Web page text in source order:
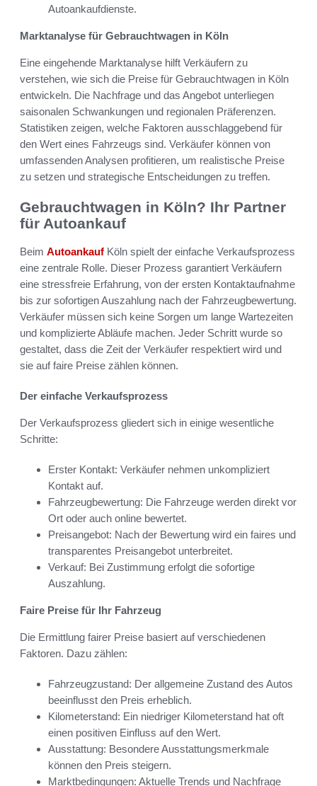
Autoankaufdienste.
Marktanalyse für Gebrauchtwagen in Köln
Eine eingehende Marktanalyse hilft Verkäufern zu
verstehen, wie sich die Preise für Gebrauchtwagen in Köln
entwickeln. Die Nachfrage und das Angebot unterliegen
saisonalen Schwankungen und regionalen Präferenzen.
Statistiken zeigen, welche Faktoren ausschlaggebend für
den Wert eines Fahrzeugs sind. Verkäufer können von
umfassenden Analysen profitieren, um realistische Preise
zu setzen und strategische Entscheidungen zu treffen.
Gebrauchtwagen in Köln? Ihr Partner
für Autoankauf
Beim Autoankauf Köln spielt der einfache Verkaufsprozess
eine zentrale Rolle. Dieser Prozess garantiert Verkäufern
eine stressfreie Erfahrung, von der ersten Kontaktaufnahme
bis zur sofortigen Auszahlung nach der Fahrzeugbewertung.
Verkäufer müssen sich keine Sorgen um lange Wartezeiten
und komplizierte Abläufe machen. Jeder Schritt wurde so
gestaltet, dass die Zeit der Verkäufer respektiert wird und
sie auf faire Preise zählen können.
Der einfache Verkaufsprozess
Der Verkaufsprozess gliedert sich in einige wesentliche
Schritte:
Erster Kontakt: Verkäufer nehmen unkompliziert
Kontakt auf.
Fahrzeugbewertung: Die Fahrzeuge werden direkt vor
Ort oder auch online bewertet.
Preisangebot: Nach der Bewertung wird ein faires und
transparentes Preisangebot unterbreitet.
Verkauf: Bei Zustimmung erfolgt die sofortige
Auszahlung.
Faire Preise für Ihr Fahrzeug
Die Ermittlung fairer Preise basiert auf verschiedenen
Faktoren. Dazu zählen:
Fahrzeugzustand: Der allgemeine Zustand des Autos
beeinflusst den Preis erheblich.
Kilometerstand: Ein niedriger Kilometerstand hat oft
einen positiven Einfluss auf den Wert.
Ausstattung: Besondere Ausstattungsmerkmale
können den Preis steigern.
Marktbedingungen: Aktuelle Trends und Nachfrage